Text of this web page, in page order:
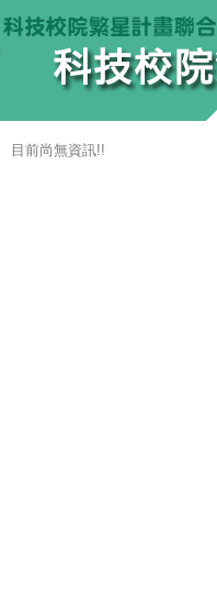
目前尚無資訊!!